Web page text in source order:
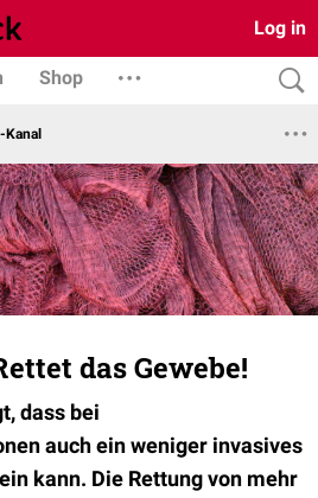
Log in
Shop
Kanal
das Gewebe!
dass bei
auch ein weniger invasives
kann. Die Rettung von mehr